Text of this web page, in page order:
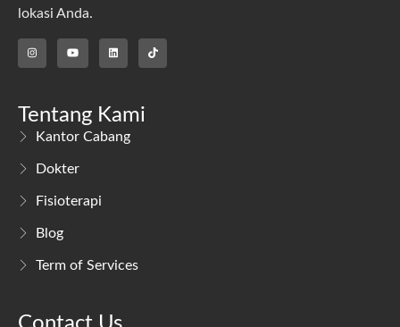
lokasi Anda.
Tentang Kami
Kantor Cabang
Dokter
Fisioterapi
Blog
Term of Services